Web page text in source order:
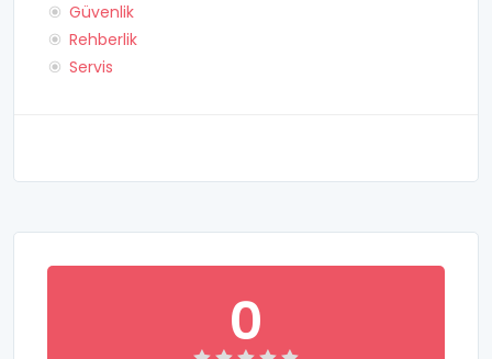
Güvenlik
Rehberlik
Servis
0